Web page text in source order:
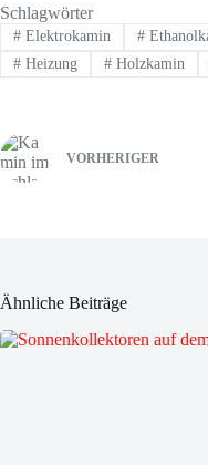
Schlagwörter
#Elektrokamin #
#Heizung #Holzkamin
VORHERIGER
Ähnliche Beiträge